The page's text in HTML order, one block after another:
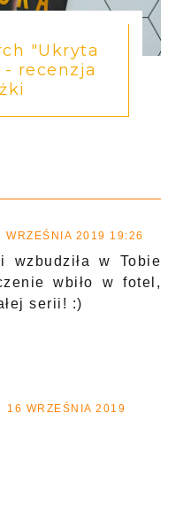
"Ukryta
recenzja
WRZEŚNIA 2019 19:26
wzbudziła w Tobie
wbiło w fotel,
serii! :)
16 WRZEŚNIA 2019